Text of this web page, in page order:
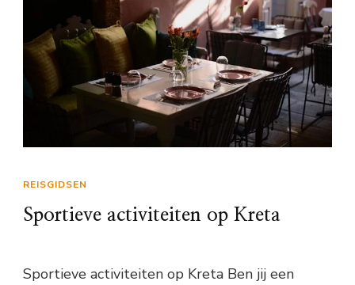
REISGIDSEN
Sportieve activiteiten op Kreta
Sportieve activiteiten op Kreta Ben jij een